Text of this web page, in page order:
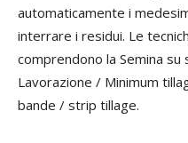
automaticamente i
interrare i residui. Le
comprendono la Semina
Lavorazione / Minimum
bande / strip tillage.